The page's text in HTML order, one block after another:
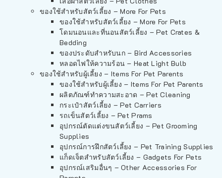
ของใช้สำหรับสัตว์เลี้ยง – More For Pets
ของใช้สำหรับสัตว์เลี้ยง – More For Pets
โดมนอนและที่นอนสัตว์เลี้ยง – Pet Crates &
Bedding
ของประดับสำหรับนก – Bird Accessories
หลอดไฟให้ความร้อน – Heat Light Bulb
ของใช้สำหรับผู้เลี้ยง – Items For Pet Parents
ของใช้สำหรับผู้เลี้ยง – Items For Pet Parents
ผลิตภัณฑ์ทำความสะอาด – Pet Cleaning
กระเป๋าสัตว์เลี้ยง – Pet Carriers
รถเข็นสัตว์เลี้ยง – Pet Prams
อุปกรณ์ตัดแต่งขนสัตว์เลี้ยง – Pet Grooming
Supplies
อุปกรณ์การฝึกสัตว์เลี้ยง – Pet Training Supplies
แก็ดเจ็ตสำหรับสัตว์เลี้ยง – Gadgets For Pets
อุปกรณ์เสริมอื่นๆ – Other Accessories For